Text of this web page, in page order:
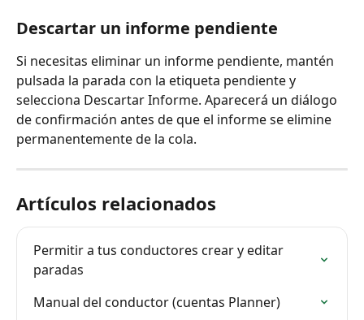
Descartar un informe pendiente
Si necesitas eliminar un informe pendiente, mantén
pulsada la parada con la etiqueta pendiente y
selecciona Descartar Informe. Aparecerá un diálogo
de confirmación antes de que el informe se elimine
permanentemente de la cola.
Artículos relacionados
Permitir a tus conductores crear y editar
paradas
Manual del conductor (cuentas Planner)